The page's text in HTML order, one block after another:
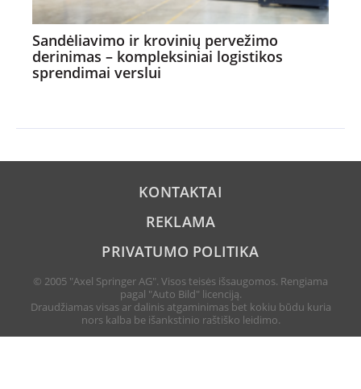
Sandėliavimo ir krovinių pervežimo
derinimas – kompleksiniai logistikos
sprendimai verslui
KONTAKTAI
REKLAMA
PRIVATUMO POLITIKA
© 2005 "Axel Springer AG". Visos teisės išsaugomos. Rengiama
pagal "Auto Bild" licenciją.
Draudžiamas visas ar dalinis atgaminimas bet kokiu būdu kuria
nors kalba be išankstinio raštiško leidimo.